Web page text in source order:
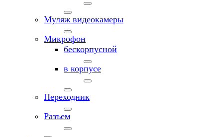
Муляж видеокамеры
Микрофон
бескорпусной
в корпусе
Переходник
Разъем